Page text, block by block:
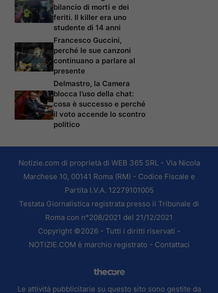
bilancio di morti e dei
feriti. Il killer era uno
studente di 14 anni
Francesco Guccini,
perché le sue canzoni
continuano a parlare al
presente
Delmastro, la Camera
blocca l’uso della chat:
cosa è successo e perché
il voto accende lo scontro
politico
Notizie.com di proprietà di WEB 365 SRL - Via Nicola
Marchese 10, 00141 Roma (RM) - Codice Fiscale e
Partita I.V.A. 12279101005
Testata Giornalistica registrata presso il Tribunale di
Roma con n°208/2021 del 21/12/2021
Copyright ©2026 - Tutti i diritti riservati -
NOTIZIE.COM è marchio registrato - Contattaci
Le attività pubblicitarie su questo sito sono gestite da